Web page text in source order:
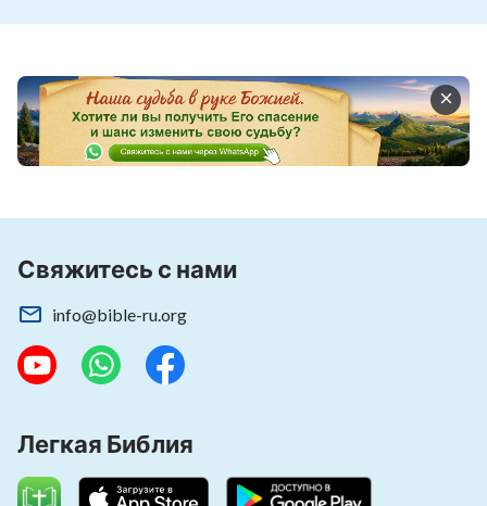
испытания, можно познать
красоту Бога
Почему Бог допускает
Свяжитесь с нами
info@bible-ru.org
Легкая Библия